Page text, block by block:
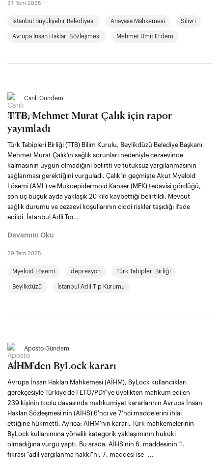
31 Tem 2025
İstanbul Büyükşehir Belediyesi Anayasa Mahkemesi Silivri
Avrupa İnsan Hakları Sözleşmesi Mehmet Ümit Erdem
Canlı Gündem
TTB, Mehmet Murat Çalık için rapor
yayımladı
Türk Tabipleri Birliği (TTB) Bilim Kurulu, Beylikdüzü Belediye Başkanı
Mehmet Murat Çalık’ın sağlık sorunları nedeniyle cezaevinde
kalmasının uygun olmadığını belirtti ve tutuksuz yargılanmasının
sağlanması gerektiğini vurguladı. Çalık’ın geçmişte Akut Myeloid
Lösemi (AML) ve Mukoepidermoid Kanser (MEK) tedavisi gördüğü,
son üç buçuk ayda yaklaşık 20 kilo kaybettiği belirtildi. Mevcut
sağlık durumu ve cezaevi koşullarının ciddi riskler taşıdığı ifade
edildi. İstanbul Adli Tıp...
Devamını Oku
29 Tem 2025
Myeloid Lösemi depresyon Türk Tabipleri Birliği
Beylikdüzü İstanbul Adli Tıp Kurumu
Aposto Gündem
AİHM'den ByLock kararı
Avrupa İnsan Hakları Mahkemesi (AİHM), ByLock kullandıkları
gerekçesiyle Türkiye'de FETÖ/PDY'ye üyelikten mahkum edilen
239 kişinin toplu davasında mahkumiyet kararlarının Avrupa İnsan
Hakları Sözleşmesi'nin (AİHS) 6'ncı ve 7'nci maddelerini ihlal
ettiğine hükmetti. Ayrıca: AİHM'nin kararı, Türk mahkemelerinin
ByLock kullanımına yönelik kategorik yaklaşımının hukuki
olmadığına vurgu yaptı. Bu arada: AİHS'nin 6. maddesinin 1.
fıkrası "adil yargılanma hakkı"nı, 7. maddesi ise "...